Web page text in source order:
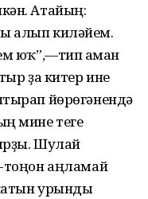
Атайың:
алып киләйем.
юҡ”,—тип һаман
ҙа китер ине
йөрөгәнендә
мине теге
Шулай
аңламай
урынды